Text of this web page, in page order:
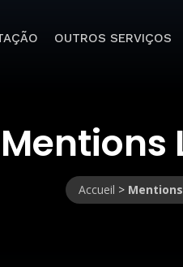
OUTROS SERVIÇOS
Mentions
Accueil >